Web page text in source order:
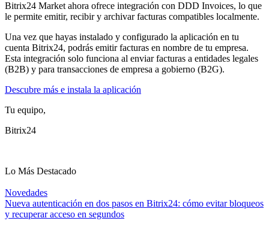
Bitrix24 Market ahora ofrece integración con DDD Invoices, lo que
le permite emitir, recibir y archivar facturas compatibles localmente.
Una vez que hayas instalado y configurado la aplicación en tu
cuenta Bitrix24, podrás emitir facturas en nombre de tu empresa.
Esta integración solo funciona al enviar facturas a entidades legales
(B2B) y para transacciones de empresa a gobierno (B2G).
Descubre más e instala la aplicación
Tu equipo,
Bitrix24
Lo Más Destacado
Novedades
Nueva autenticación en dos pasos en Bitrix24: cómo evitar bloqueos
y recuperar acceso en segundos